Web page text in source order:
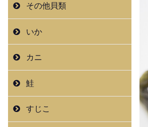
その他貝類
いか
カニ
鮭
すじこ